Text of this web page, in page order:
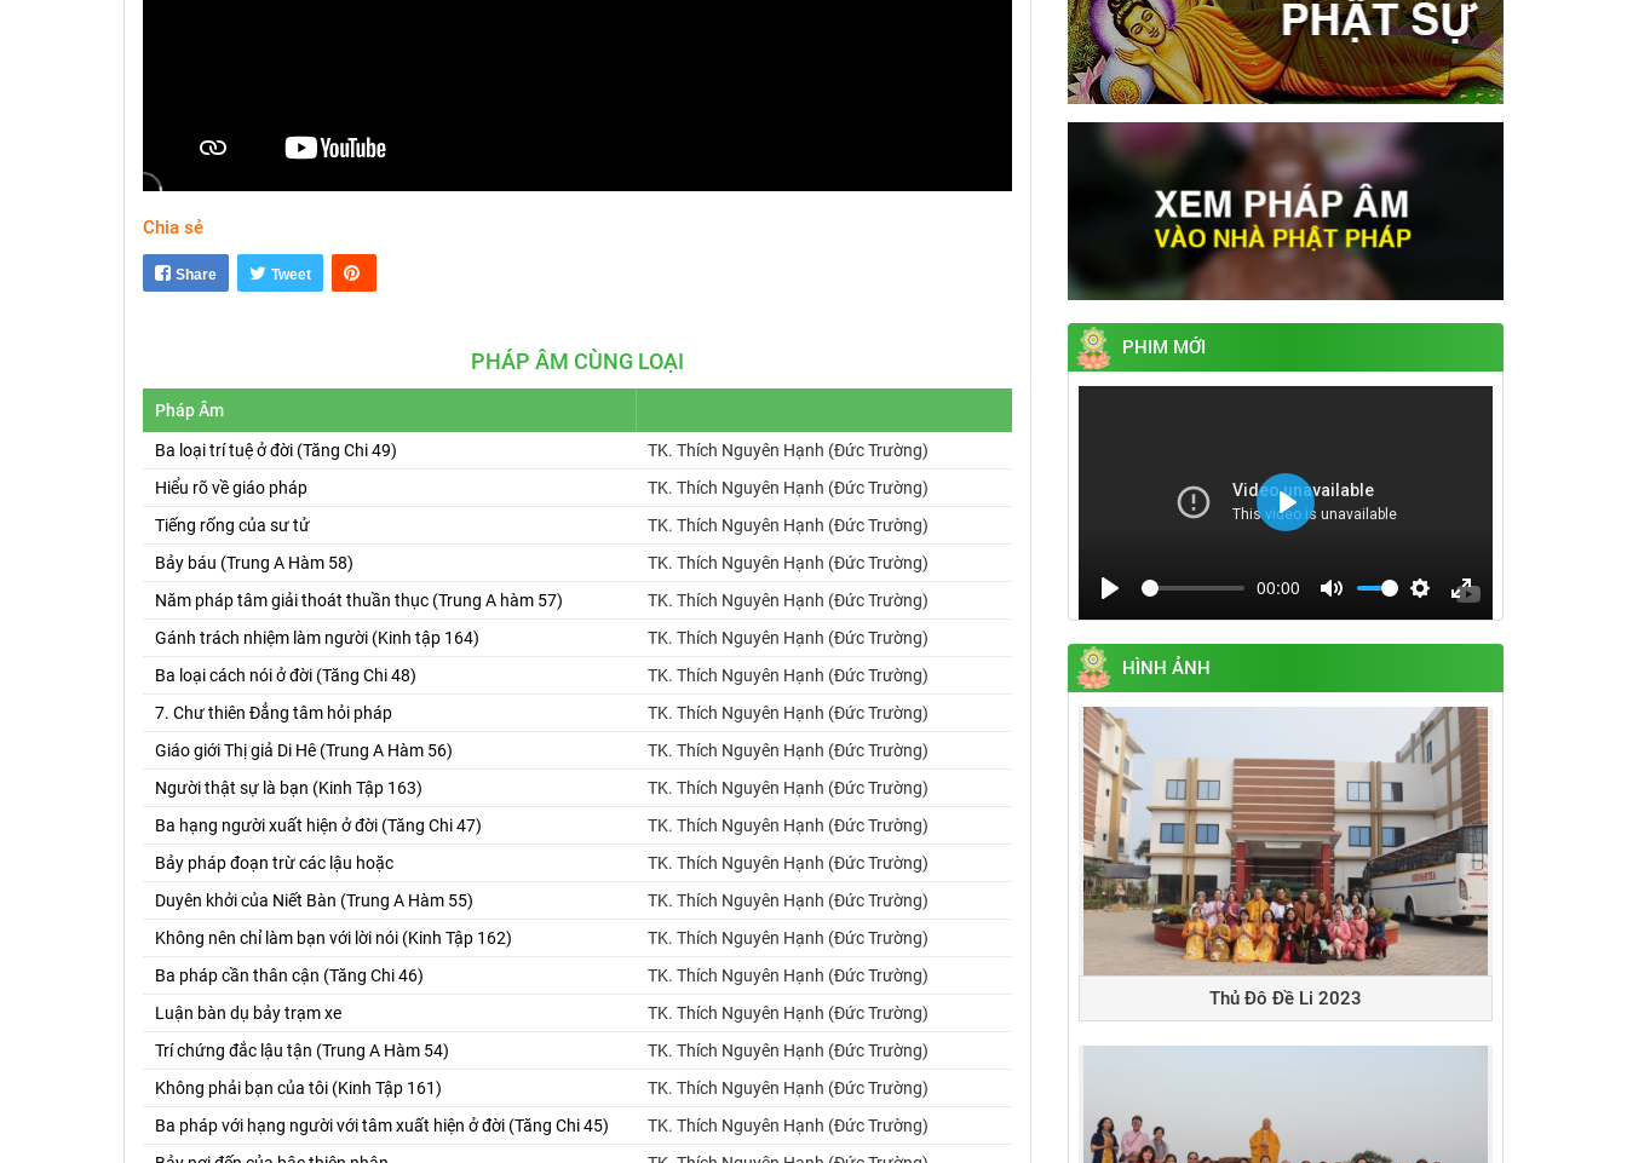
Chia sẻ
Share Tweet
PHÁP ÂM CÙNG LOẠI
Pháp Âm
Ba loại trí tuệ ở đời (Tăng Chi 49)
TK. Thích Nguyên Hạnh (Đức Trường)
Hiểu rõ về giáo pháp
TK. Thích Nguyên Hạnh (Đức Trường)
Tiếng rống của sư tử
TK. Thích Nguyên Hạnh (Đức Trường)
Bảy báu (Trung A Hàm 58)
TK. Thích Nguyên Hạnh (Đức Trường)
Năm pháp tâm giải thoát thuần thục (Trung A hàm 57)
TK. Thích Nguyên Hạnh (Đức Trường)
Gánh trách nhiệm làm người (Kinh tập 164)
TK. Thích Nguyên Hạnh (Đức Trường)
Ba loại cách nói ở đời (Tăng Chi 48)
TK. Thích Nguyên Hạnh (Đức Trường)
7. Chư thiên Đẳng tâm hỏi pháp
TK. Thích Nguyên Hạnh (Đức Trường)
Giáo giới Thị giả Di Hê (Trung A Hàm 56)
TK. Thích Nguyên Hạnh (Đức Trường)
Người thật sự là bạn (Kinh Tập 163)
TK. Thích Nguyên Hạnh (Đức Trường)
Ba hạng người xuất hiện ở đời (Tăng Chi 47)
TK. Thích Nguyên Hạnh (Đức Trường)
Bảy pháp đoạn trừ các lậu hoặc
TK. Thích Nguyên Hạnh (Đức Trường)
Duyên khởi của Niết Bàn (Trung A Hàm 55)
TK. Thích Nguyên Hạnh (Đức Trường)
Không nên chỉ làm bạn với lời nói (Kinh Tập 162)
TK. Thích Nguyên Hạnh (Đức Trường)
Ba pháp cần thân cận (Tăng Chi 46)
TK. Thích Nguyên Hạnh (Đức Trường)
Luận bàn dụ bảy trạm xe
TK. Thích Nguyên Hạnh (Đức Trường)
Trí chứng đắc lậu tận (Trung A Hàm 54)
TK. Thích Nguyên Hạnh (Đức Trường)
Không phải bạn của tôi (Kinh Tập 161)
TK. Thích Nguyên Hạnh (Đức Trường)
Ba pháp với hạng người với tâm xuất hiện ở đời (Tăng Chi 45)
TK. Thích Nguyên Hạnh (Đức Trường)
PHIM MỚI
00:00
fullscreen
Play
HÌNH ẢNH
Thủ Đô Đề Li 2023